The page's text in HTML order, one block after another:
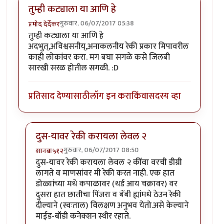
तुम्ही कट्याला या आणि हे
प्रमोद देर्देकरगुरुवार, 06/07/2017 05:38
तुम्ही कट्याला या आणि हे
अदभुत्,अविश्वसनीय्,अनाकलनीय रेकी प्रकार मिपावरील
काही लोकांवर करा. मग बघा सगळे कसे जिलबी
सारखी सरळ होतील सगळी. :D
प्रतिसाद देण्यासाठीलॉग इन कराकिंवासदस्य व्हा
दुस-यावर रेकी करायला लेवल २
शानबा५१२गुरुवार, 06/07/2017 08:50
In reply toतुम्ही कट्याला या आणि हेbyप्रमोद देर्देकर
दुस-यावर रेकी करायला लेवल २ कींवा वरची डीग्री
लागते व माणसांवर मी रेकी करत नाही. एक हात
डोळ्यांच्या मधे कपाळावर (थर्ड आय चक्रावर) वर
दुसरा हात छातीचा पिंजरा व बेंबी ह्यांमधे ठेउन रेकी
दील्याने (स्वःताल) विलक्षण अनुभव येतो.असे केल्याने
माईंड-बॉडी कनेक्शन स्थीर रहाते.